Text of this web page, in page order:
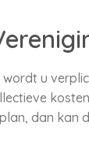
u
dan